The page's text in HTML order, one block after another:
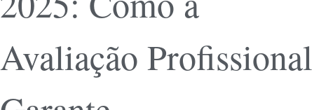
Avaliação Profissional